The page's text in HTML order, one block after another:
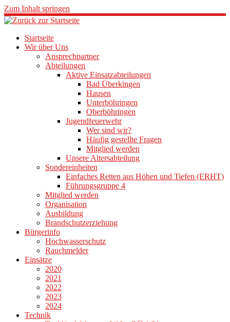
Zum Inhalt springen
Startseite
Wir über Uns
Ansprechpartner
Abteilungen
Aktive Einsatzabteilungen
Bad Überkingen
Hausen
Unterböhringen
Oberböhringen
Jugendfeuerwehr
Wer sind wir?
Häufig gestellte Fragen
Mitglied werden
Unsere Altersabteilung
Sondereinheiten
Einfaches Retten aus Höhen und Tiefen (ERHT)
Führungsgruppe 4
Mitglied werden
Organisation
Ausbildung
Brandschutzerziehung
Bürgerinfo
Hochwasserschutz
Rauchmelder
Einsätze
2020
2021
2022
2023
2024
Technik